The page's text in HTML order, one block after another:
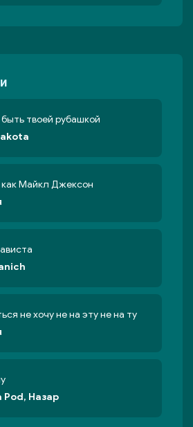
быть твоей рубашкой
как Майкл Джексон
не хочу не на эту не на ту
Pod, Назар